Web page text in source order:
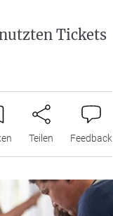
Tickets
Teilen Feedback